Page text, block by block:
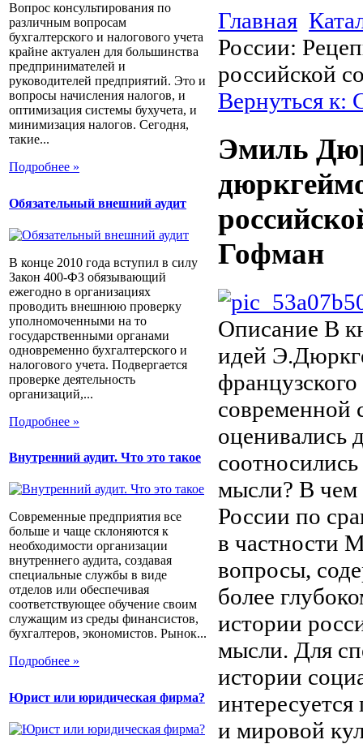
Вопрос консультирования по
различным вопросам
бухгалтерского и налогового учета
крайне актуален для большинства
предпринимателей и
руководителей предприятий. Это и
вопросы начисления налогов, и
оптимизация системы бухучета, и
минимизация налогов. Сегодня,
такие...
Подробнее »
Обязательный внешний аудит
В конце 2010 года вступил в силу
Закон 400-ФЗ обязывающий
ежегодно в организациях
проводить внешнюю проверку
уполномоченными на то
государственными органами
одновременно бухгалтерского и
налогового учета. Подвергается
проверке деятельность
организаций,...
Подробнее »
Внутренний аудит. Что это такое
Современные предприятия все
больше и чаще склоняются к
необходимости организации
внутреннего аудита, создавая
специальные службы в виде
отделов или обеспечивая
соответствующее обучение своим
служащим из среды финансистов,
бухгалтеров, экономистов. Рынок...
Подробнее »
Юрист или юридическая фирма?
Главная
России:
российской
Вернуться к:
Эмиль
Гофман
Описание В
идей
современной
оценивались
мысли? В чем
России по
в частности
вопросы,
более
истории
мысли. Для
истории
и мировой